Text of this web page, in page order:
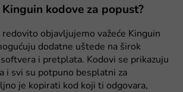
kodove za popust?
redovito objavljujemo važeće Kinguin
dodatne uštede na širok
i pretplata. Kodovi se prikazuju
i svi su potpuno besplatni za
je kopirati kod koji ti odgovara,